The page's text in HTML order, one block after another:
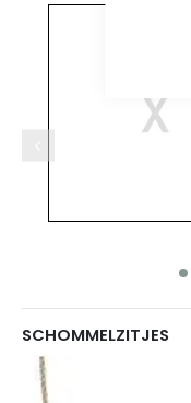
SCHOMMELZITJES